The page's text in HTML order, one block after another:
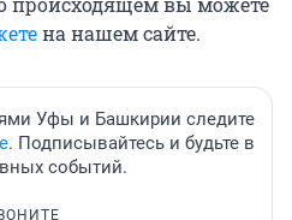
на нашем сайте.
Уфы и Башкирии следите
. Подписывайтесь и будьте в
событий.